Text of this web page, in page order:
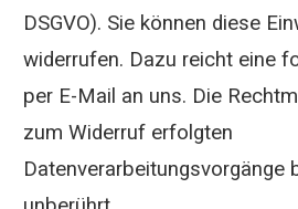
DSGVO). Sie können diese
widerrufen. Dazu reicht eine
per E-Mail an uns. Die
zum Widerruf erfolgten
Datenverarbeitungsvorgänge